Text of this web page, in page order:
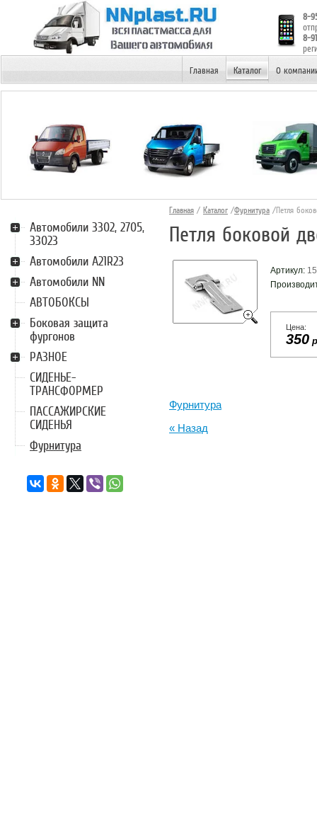
8-
8-
Главная Каталог О
Главная / Каталог /Фурнитура /Петля
Петля боковой
Артикул:
Цена:
350
Фурнитура
« Назад
Автомобили 3302, 2705,
33023
Автомобили А21R23
Автомобили NN
АВТОБОКСЫ
Боковая защита
фургонов
РАЗНОЕ
СИДЕНЬЕ-
ТРАНСФОРМЕР
ПАССАЖИРСКИЕ
СИДЕНЬЯ
Фурнитура